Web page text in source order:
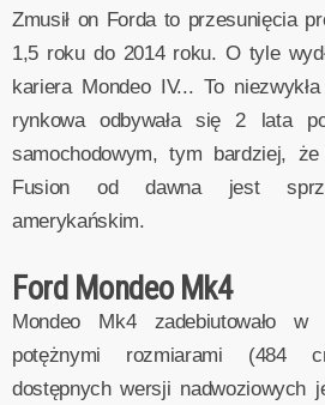
Zmusił on Forda to przesunięcia
1,5 roku do 2014 roku. O tyle
kariera Mondeo IV... To
rynkowa odbywała się 2 lata
samochodowym, tym bardziej,
Fusion od dawna jest
amerykańskim.
Ford Mondeo Mk4
Mondeo Mk4 zadebiutowało
potężnymi rozmiarami (484
dostępnych wersji nadwoziowych